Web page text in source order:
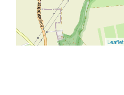
Leaflet